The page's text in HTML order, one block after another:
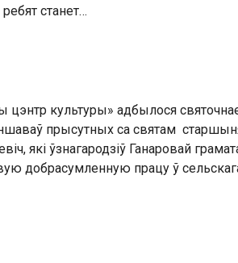
станет…
культуры» адбылося
прысутных са святам
які ўзнагародзіў Ганаровай
добрасумленную працу ў